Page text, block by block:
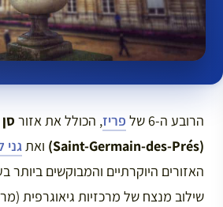
הרובע ה-6 של פריז, הכולל את אזור
(Saint-Germain-des-Prés)
ואתגני
האזורים היוקרתיים והמבוקשים ביותר
שילוב מנצח של מרכזיות גיאוגרפית